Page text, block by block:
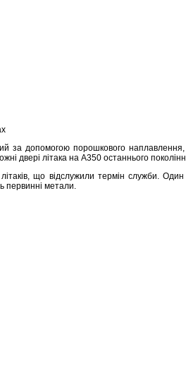
за допомогою порошкового
двері літака на A350 останнього
що відслужили термін служби.
первинні метали.